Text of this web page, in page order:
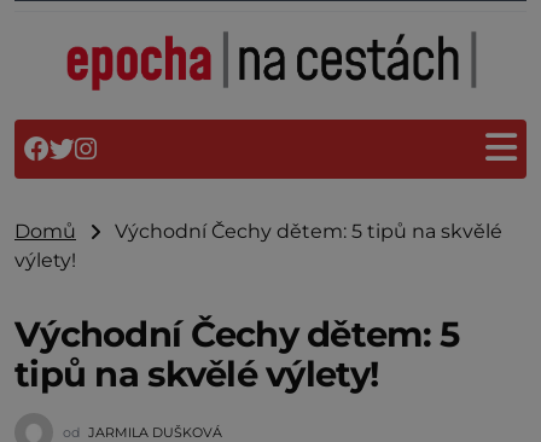
Domů
Východní Čechy dětem: 5 tipů na skvělé
výlety!
Východní Čechy dětem: 5
tipů na skvělé výlety!
od JARMILA DUŠKOVÁ